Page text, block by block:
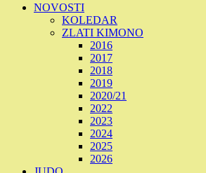
NOVOSTI
KOLEDAR
ZLATI KIMONO
2016
2017
2018
2019
2020/21
2022
2023
2024
2025
2026